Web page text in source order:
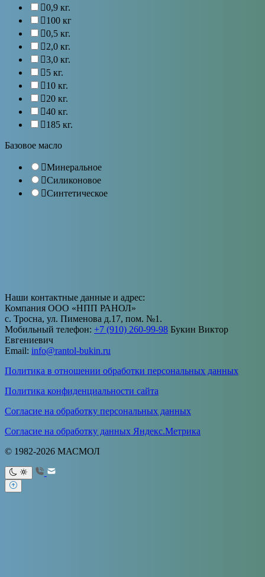
0,9 кг.
100 кг
0,5 кг.
2,0 кг.
3,0 кг.
5 кг.
10 кг.
20 кг.
40 кг.
185 кг.
Базовое масло
Минеральное
Силиконовое
Синтетическое
Наши контактные данные и адрес:
Компания ООО «НПП РАНОЛ»
с. Тросна, ул. Пименова д.17, пом. №1.
Мобильный телефон: +7 (910) 260-99-98 Букин Виктор
Евгениевич
Email: info@rantol-bukin.ru
Политика в отношении обработки персональных данных
Политика конфиденциальности сайта
Согласие на обработку персональных данных
Согласие на обработку данных Яндекс.Метрика
© 1982-2026 МАСМОЛ